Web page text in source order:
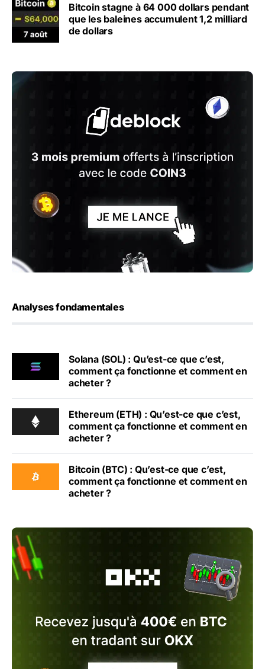
Bitcoin stagne à 64 000 dollars pendant
que les baleines accumulent 1,2 milliard
de dollars
Analyses fondamentales
Solana (SOL) : Qu’est-ce que c’est,
comment ça fonctionne et comment en
acheter ?
Ethereum (ETH) : Qu’est-ce que c’est,
comment ça fonctionne et comment en
acheter ?
Bitcoin (BTC) : Qu’est-ce que c’est,
comment ça fonctionne et comment en
acheter ?